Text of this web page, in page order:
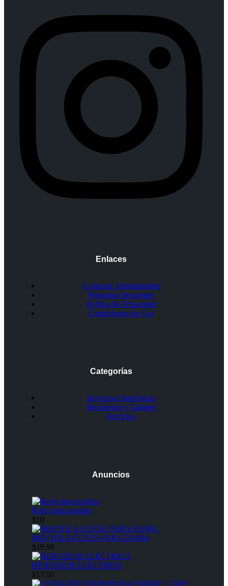
Enlaces
Contactar Administrador
Preguntas frecuentes
Política de Privacidad
Condiciones de Uso
Categorías
Servicios Domésticos
Tecnología y Gadgets
Servicios
Anuncios
Reloj para hombre
$10
MOCHILA GUESS PARA DAMA
$19.99
HERVIDOR ELÉCTRICO
$17.50